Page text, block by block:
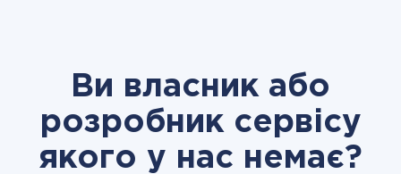
Ви власник або
розробник сервісу
якого у нас немає?